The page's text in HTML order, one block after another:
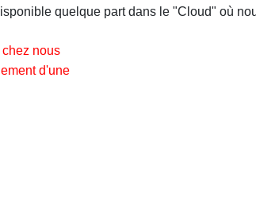
quelque part dans le "Cloud" où
nous
d'une